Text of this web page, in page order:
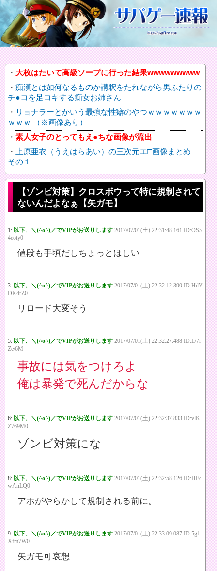
大枚はたいて高級ソープに行った結果wwwwwwwww
痴漢とは如何なるものか講釈をたれながら男ふたりの
チ●コを足コキする痴女お姉さん
リョナラーとかいう最強な性癖のやつｗｗｗｗｗｗｗ
ｗｗｗ （※画像あり）
素人女子のとってもえ●ちな画像が流出
上原亜衣（うえはらあい）の三次元エ□画像まとめ
その１
【ゾンビ対策】クロスボウって特に規制されて
ないんだよなぁ【矢ガモ】
1: 以下、＼(^o^)／でVIPがお送りします 2017/07/01(土) 22:31:48.161 ID:OS5
4eoty0
値段も手頃だしちょっとほしい
3: 以下、＼(^o^)／でVIPがお送りします 2017/07/01(土) 22:32:12.390 ID:HdV
DK4rZ0
リロード大変そう
5: 以下、＼(^o^)／でVIPがお送りします 2017/07/01(土) 22:32:27.488 ID:L/7r
Ze/6M
事故には気をつけろよ
俺は暴発で死んだからな
6: 以下、＼(^o^)／でVIPがお送りします 2017/07/01(土) 22:32:37.833 ID:vlK
Z769M0
ゾンビ対策にな
8: 以下、＼(^o^)／でVIPがお送りします 2017/07/01(土) 22:32:58.126 ID:HFc
wAnLQ0
アホがやらかして規制される前に。
9: 以下、＼(^o^)／でVIPがお送りします 2017/07/01(土) 22:33:09.087 ID:5g1
Xfm7W0
矢ガモ可哀想